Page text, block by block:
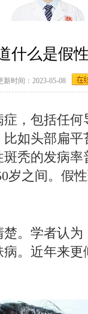
什么是假
时间：2023-05-08
，包括任何
如头部扁
秃的发病
岁之间。假
。学者认为
。近年来